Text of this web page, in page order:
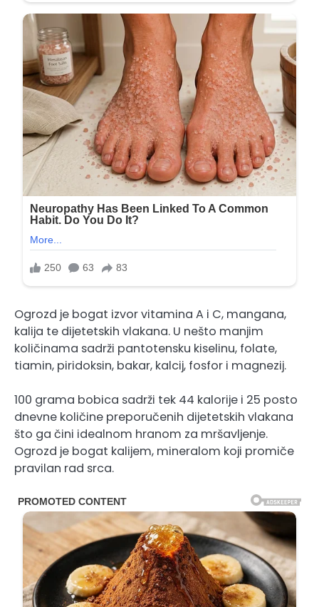
Ogrozd je bogat izvor vitamina A i C, mangana,
kalija te dijetetskih vlakana. U nešto manjim
količinama sadrži pantotensku kiselinu, folate,
tiamin, piridoksin, bakar, kalcij, fosfor i magnezij.
100 grama bobica sadrži tek 44 kalorije i 25 posto
dnevne količine preporučenih dijetetskih vlakana
što ga čini idealnom hranom za mršavljenje.
Ogrozd je bogat kalijem, mineralom koji promiče
pravilan rad srca.